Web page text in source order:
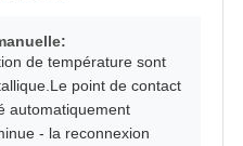
de température sont
point de contact
automatiquement
- la reconnexion